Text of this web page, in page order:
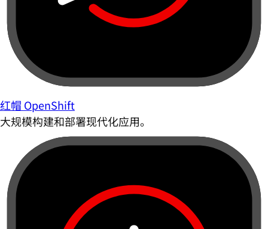
红帽 OpenShift
大规模构建和部署现代化应用。